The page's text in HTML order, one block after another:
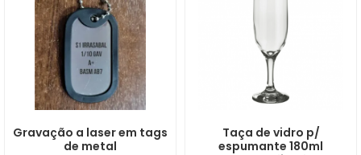
Gravação a laser em tags
de metal
Taça de vidro p/
espumante 180ml